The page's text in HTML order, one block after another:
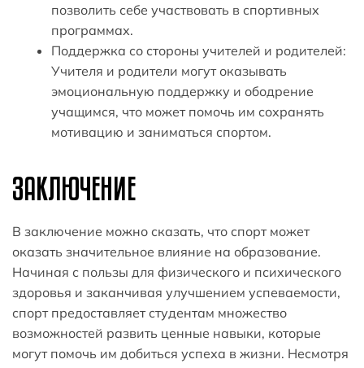
позволить себе участвовать в спортивных
программах.
Поддержка со стороны учителей и родителей:
Учителя и родители могут оказывать
эмоциональную поддержку и ободрение
учащимся, что может помочь им сохранять
мотивацию и заниматься спортом.
ЗАКЛЮЧЕНИЕ
В заключение можно сказать, что спорт может
оказать значительное влияние на образование.
Начиная с пользы для физического и психического
здоровья и заканчивая улучшением успеваемости,
спорт предоставляет студентам множество
возможностей развить ценные навыки, которые
могут помочь им добиться успеха в жизни. Несмотря